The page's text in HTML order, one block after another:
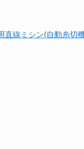
直線ミシン(自動糸切